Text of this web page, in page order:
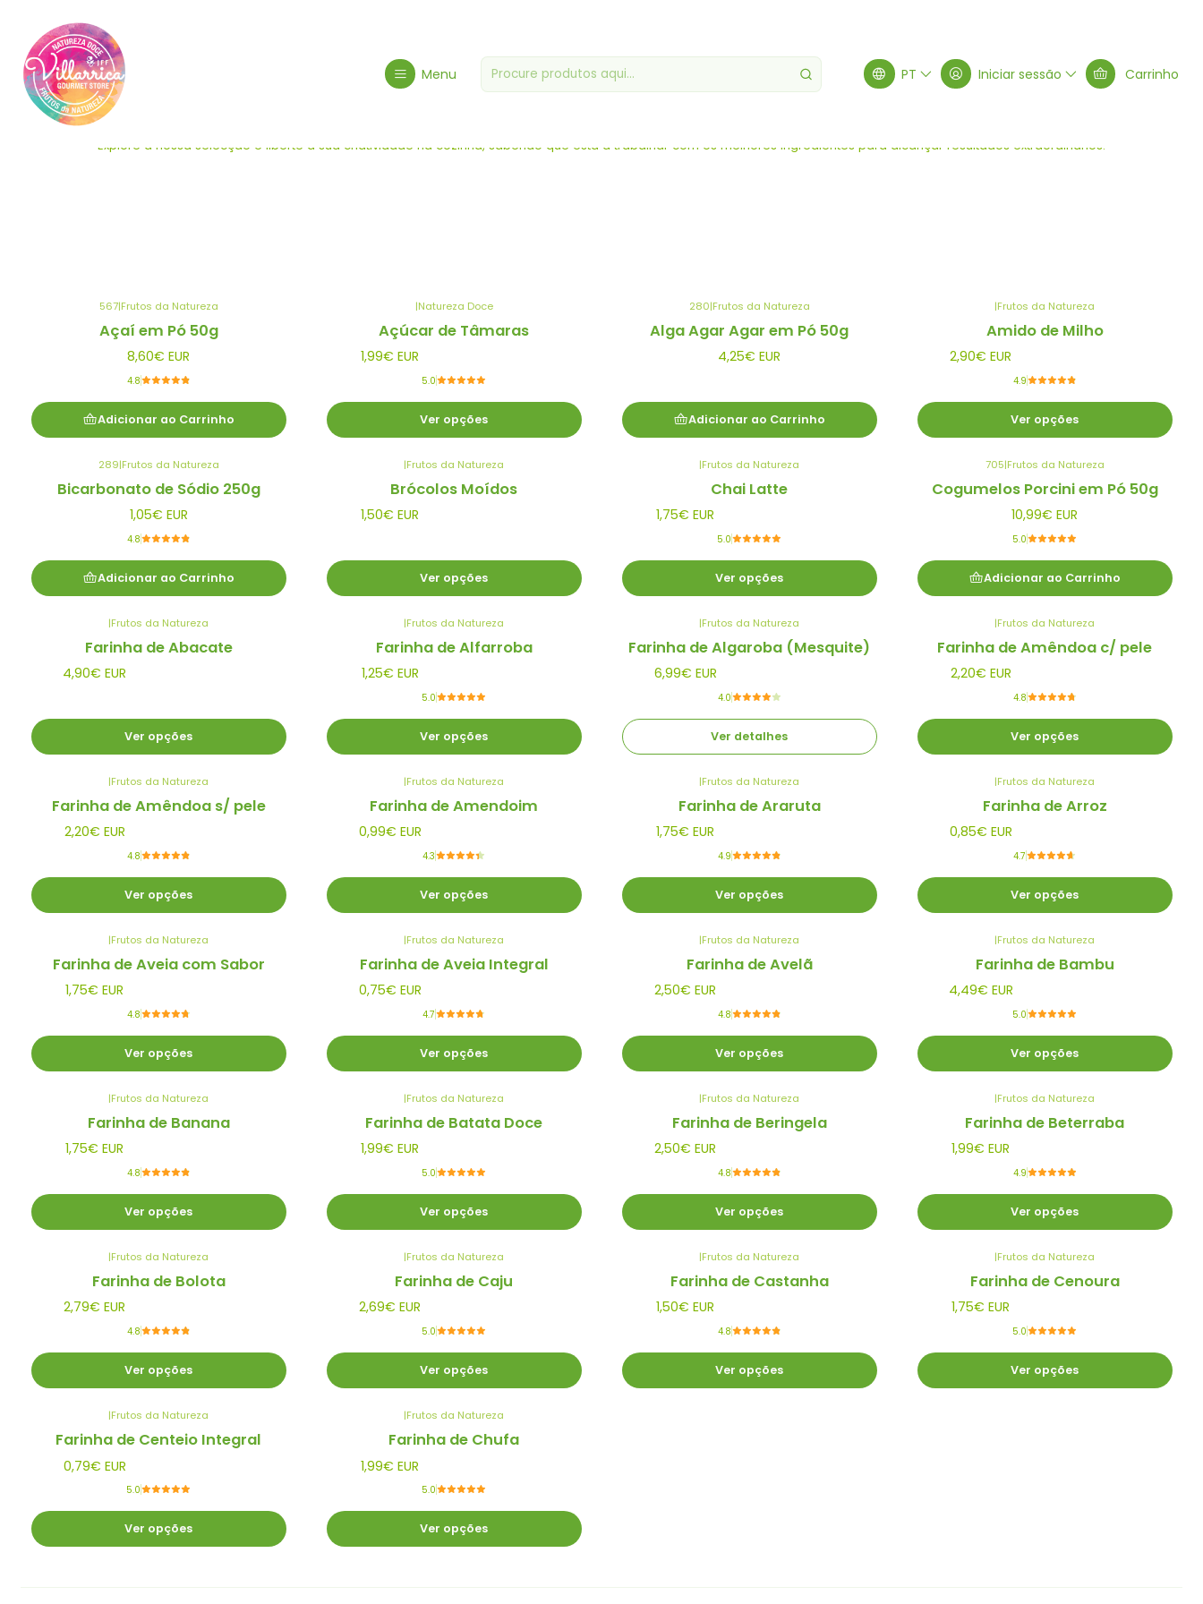
Menu PT Iniciar sessão Carrinho
Farinhas, Fermentos & Leveduras
Explore a nossa selecção e liberte a sua criatividade na cozinha, sabendo que está a trabalhar com os melhores ingredientes para alcançar resultados extraordinários.
567|Frutos da Natureza
Açaí em Pó 50g
8,60€ EUR
4.8
Adicionar ao Carrinho
|Natureza Doce
Açúcar de Tâmaras
1,99€ EUR
5.0
Ver opções
280|Frutos da Natureza
Alga Agar Agar em Pó 50g
4,25€ EUR
Adicionar ao Carrinho
|Frutos da Natureza
Amido de Milho
2,90€ EUR
4.9
Ver opções
289|Frutos da Natureza
Bicarbonato de Sódio 250g
1,05€ EUR
4.8
Adicionar ao Carrinho
|Frutos da Natureza
Brócolos Moídos
1,50€ EUR
Ver opções
|Frutos da Natureza
Chai Latte
1,75€ EUR
5.0
Ver opções
705|Frutos da Natureza
Cogumelos Porcini em Pó 50g
10,99€ EUR
5.0
Adicionar ao Carrinho
|Frutos da Natureza
Farinha de Abacate
4,90€ EUR
Ver opções
|Frutos da Natureza
Farinha de Alfarroba
1,25€ EUR
5.0
Ver opções
|Frutos da Natureza
Farinha de Algaroba (Mesquite)
6,99€ EUR
4.0
Ver detalhes
|Frutos da Natureza
Farinha de Amêndoa c/ pele
2,20€ EUR
4.8
Ver opções
|Frutos da Natureza
Farinha de Amêndoa s/ pele
2,20€ EUR
4.8
Ver opções
|Frutos da Natureza
Farinha de Amendoim
0,99€ EUR
4.3
Ver opções
|Frutos da Natureza
Farinha de Araruta
1,75€ EUR
4.9
Ver opções
|Frutos da Natureza
Farinha de Arroz
0,85€ EUR
4.7
Ver opções
|Frutos da Natureza
Farinha de Aveia com Sabor
1,75€ EUR
4.8
Ver opções
|Frutos da Natureza
Farinha de Aveia Integral
0,75€ EUR
4.7
Ver opções
|Frutos da Natureza
Farinha de Avelã
2,50€ EUR
4.8
Ver opções
|Frutos da Natureza
Farinha de Bambu
4,49€ EUR
5.0
Ver opções
|Frutos da Natureza
Farinha de Banana
1,75€ EUR
4.8
Ver opções
|Frutos da Natureza
Farinha de Batata Doce
1,99€ EUR
5.0
Ver opções
|Frutos da Natureza
Farinha de Beringela
2,50€ EUR
4.8
Ver opções
|Frutos da Natureza
Farinha de Beterraba
1,99€ EUR
4.9
Ver opções
|Frutos da Natureza
Farinha de Bolota
2,79€ EUR
4.8
Ver opções
|Frutos da Natureza
Farinha de Caju
2,69€ EUR
5.0
Ver opções
|Frutos da Natureza
Farinha de Castanha
1,50€ EUR
4.8
Ver opções
|Frutos da Natureza
Farinha de Cenoura
1,75€ EUR
5.0
Ver opções
|Frutos da Natureza
Farinha de Centeio Integral
0,79€ EUR
5.0
Ver opções
|Frutos da Natureza
Farinha de Chufa
1,99€ EUR
5.0
Ver opções